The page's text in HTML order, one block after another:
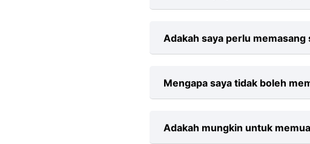
Tidak, tiada bayaran
Perkhidmatan kami
Adakah saya perlu
Tidak, anda tidak perlu
MP3 dalam talian, hanya
Mengapa saya tidak boleh
Mungkin terdapat masalah
rangkaian yang tidak stabil
Adakah mungkin untuk